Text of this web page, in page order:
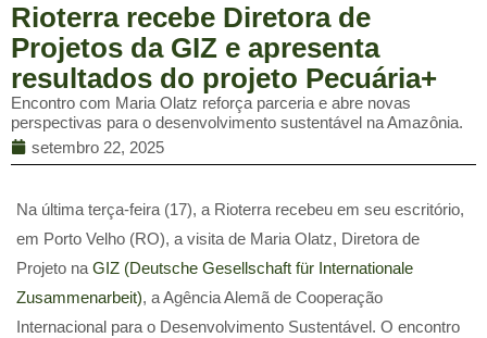
Rioterra recebe Diretora de
Projetos da GIZ e apresenta
resultados do projeto Pecuária+
Encontro com Maria Olatz reforça parceria e abre novas
perspectivas para o desenvolvimento sustentável na Amazônia.
setembro 22, 2025
Na última terça-feira (17), a Rioterra recebeu em seu escritório,
em Porto Velho (RO), a visita de Maria Olatz, Diretora de
Projeto naGIZ (Deutsche Gesellschaft für Internationale
Zusammenarbeit), a Agência Alemã de Cooperação
Internacional para o Desenvolvimento Sustentável. O encontro